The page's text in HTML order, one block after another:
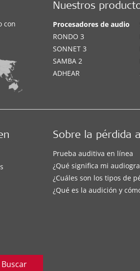
con
Nuestros
Procesadores de audio
RONDO 3
SONNET 3
SAMBA 2
ADHEAR
Sobre la pérdida
Prueba auditiva en línea
¿Qué significa mi
¿Cuáles son los tipos de
¿Qué es la audición y
Buscar